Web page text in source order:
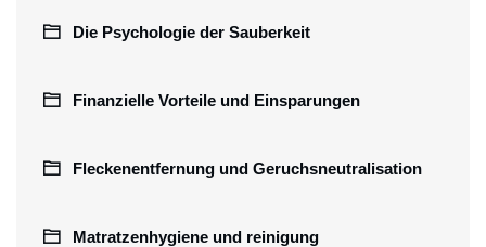
Die Psychologie der Sauberkeit
Finanzielle Vorteile und Einsparungen
Fleckenentfernung und Geruchsneutralisation
Matratzenhygiene und reinigung